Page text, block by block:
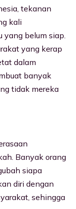
tekanan
kali
belum siap.
yang kerap
dalam
banyak
tidak mereka
Banyak orang
siapa
diri dengan
sehingga